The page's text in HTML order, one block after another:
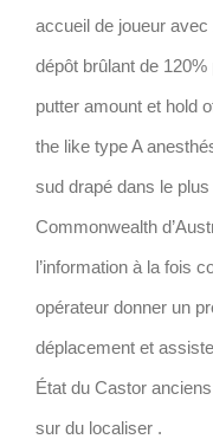
accueil de joueur
dépôt brûlant de
putter amount et hold
the like type A
sud drapé dans le
Commonwealth
l’information à la fois
opérateur donner un
déplacement et
État du Castor
sur du localiser .